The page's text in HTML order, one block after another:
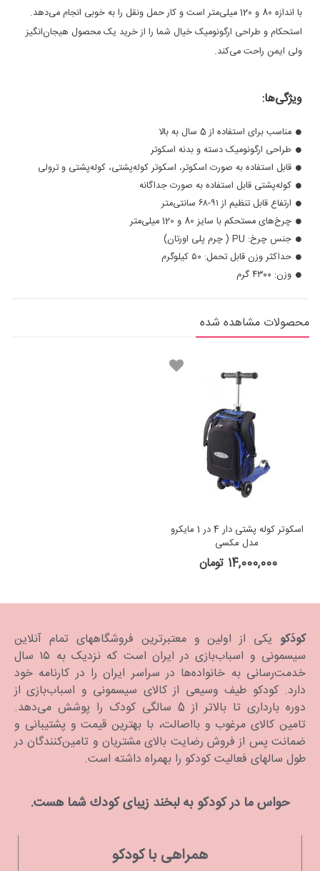
با اندازه 80 و 120 میلی‌متر است و کار حمل ونقل را به خوبی انجام می‌دهد.
استحکام و طراحی ارگونومیک خیال شما را از خرید یک محصول هیجان‌انگیز
ولی ایمن راحت می‌کند.
ویژگی‌ها:
مناسب برای استفاده از 5 سال به بالا
طراحی ارگونومیک دسته و بدنه اسکوتر
قابل استفاده به صورت اسکوتر، اسکوتر کوله‌پشتی، کوله‌پشتی و ترولی
کوله‌پشتی قابل استفاده به صورت جداگانه
ارتفاع قابل تنظیم از ۹۱-۶۸ سانتی‌متر
چر‌خ‌های مستحکم با سایز 80 و 120 میلی‌متر
جنس چرخ: PU ( چرم پلی اورتان)
حداکثر وزن قابل تحمل: ۵۰ کیلوگرم
وزن: ۴۳۰۰ گرم
محصولات مشاهده شده
اسکوتر کوله پشتی دار 4 در 1 مایکرو
مدل مکسی
14,000,000 تومان
کودَکو یکی از اولین و معتبرترین فروشگاههای تمام آنلاین
سیسمونی و اسباب‌بازی در ایران است که نزدیک به ۱۵ سال
خدمت‌رسانی به خانواده‌ها در سراسر ایران را در کارنامه خود
دارد. كودكو طیف وسیعی از کالای سیسمونی و اسباب‌بازی از
دوره بارداری تا بالاتر از 5 سالگی کودک را پوشش می‌دهد.
تامین کالای مرغوب و بااصالت، با بهترین قیمت و پشتیبانی و
ضمانت پس از فروش رضایت بالای مشتریان و تامین‌کنندگان در
طول سالهای فعالیت کودکو را بهمراه داشته است.
حواس ما در كودكو به لبخند زیبای كودك شما هست.
همراهی با کودکو